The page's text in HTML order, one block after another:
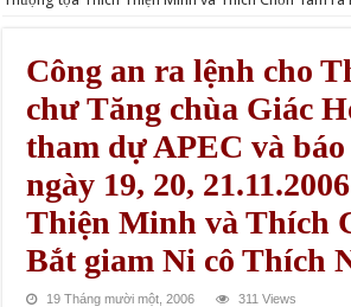
Công an ra lệnh cho
chư Tăng chùa Giác
tham dự APEC và
ngày 19, 20,
Thiện Minh và Thích
Bắt giam Ni cô Thích
19 Tháng mười một, 2006 311 Views